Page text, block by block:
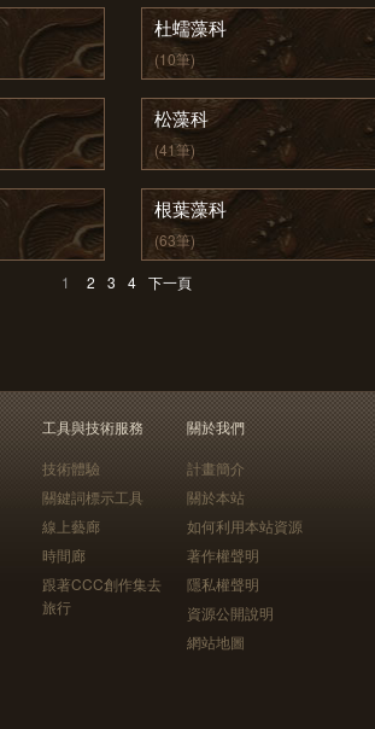
杜蠕藻科
(10筆)
松藻科
(41筆)
根葉藻科
(63筆)
1 2 3 4 下一頁
工具與技術服務
技術體驗
關鍵詞標示工具
線上藝廊
時間廊
跟著CCC創作集去
旅行
關於我們
計畫簡介
關於本站
如何利用本站資源
著作權聲明
隱私權聲明
資源公開說明
網站地圖